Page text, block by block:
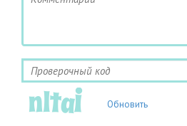
Обновить